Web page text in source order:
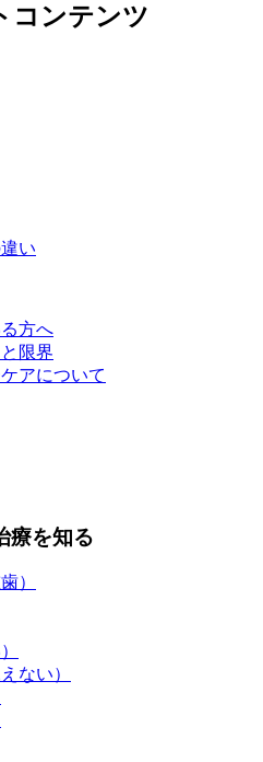
コンテンツ
い
方へ
限界
アについて
療を知る
）
ない）